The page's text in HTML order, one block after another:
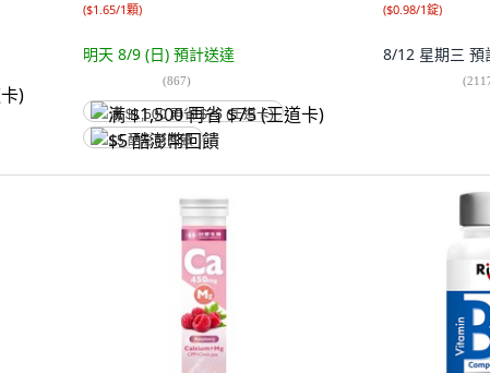
($1.65/1顆)
明天 8/9 (日) 預計送達
(867)
满 $1,500 再省 $75 (王道卡)
$5 酷澎幣回饋
($0.98/1錠)
8/12 星期三 預
(